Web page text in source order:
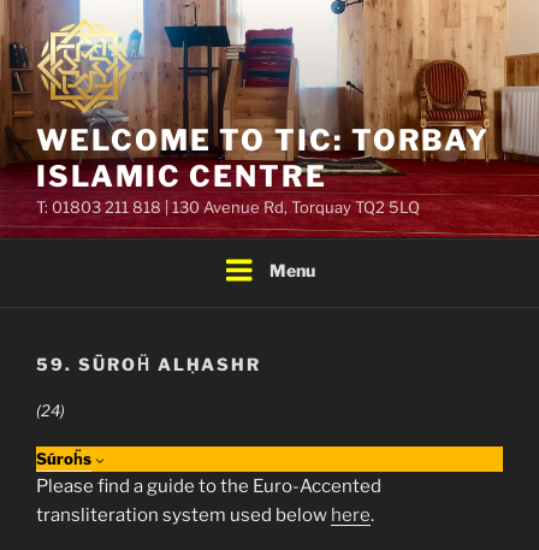
Skip
to
content
WELCOME TO TIC: TORBAY
ISLAMIC CENTRE
T: 01803 211 818 | 130 Avenue Rd, Torquay TQ2 5LQ
Menu
59. SŪROḦ ALḤASHR
(24)
Súroḧs
Please find a guide to the Euro-Accented
transliteration system used below here.